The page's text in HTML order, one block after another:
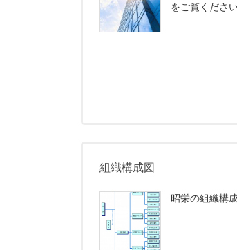
をご覧ください
組織構成図
昭栄の組織構